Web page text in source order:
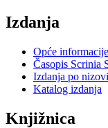
Izdanja
Opće informacije
Časopis Scrinia
Izdanja po
Katalog izdanja
Knjižnica